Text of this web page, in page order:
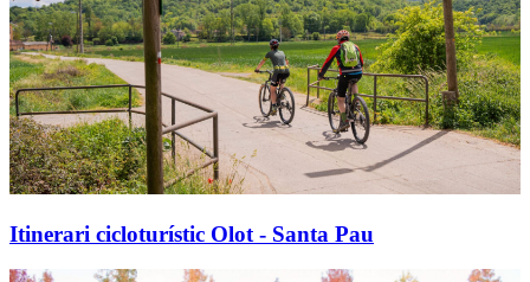
Itinerari cicloturístic Olot - Santa Pau